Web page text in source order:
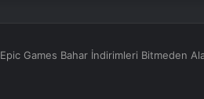
Epic Games Bahar İndirimleri Bitmeden